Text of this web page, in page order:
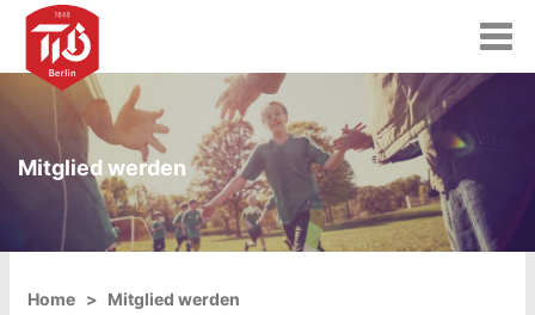
T
o
i
Mitglied werden
Home Mitglied werden